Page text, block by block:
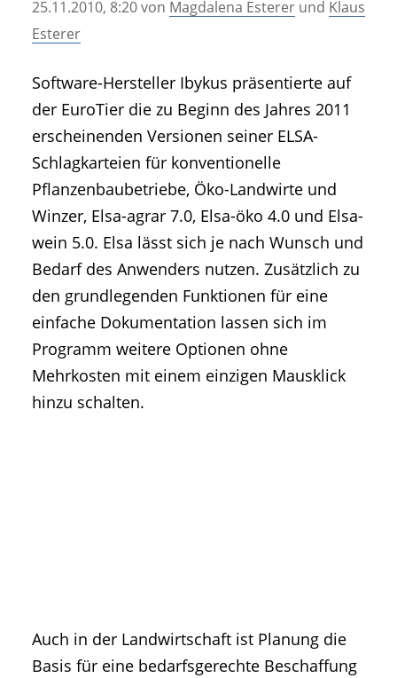
• Geschichte und Geschichten
• Messen und Veranstaltungen
• Agritechnica Neuheiten Archiv
• Artikel nach Hersteller/Marke
25.11.2010, 8:20von Magdalena Esterer und Klaus
Esterer
Software-Hersteller Ibykus präsentierte auf
der EuroTier die zu Beginn des Jahres 2011
erscheinenden Versionen seiner ELSA-
Schlagkarteien für konventionelle
Pflanzenbaubetriebe, Öko-Landwirte und
Winzer, Elsa-agrar 7.0, Elsa-öko 4.0 und Elsa-
wein 5.0. Elsa lässt sich je nach Wunsch und
Bedarf des Anwenders nutzen. Zusätzlich zu
den grundlegenden Funktionen für eine
einfache Dokumentation lassen sich im
Programm weitere Optionen ohne
Mehrkosten mit einem einzigen Mausklick
hinzu schalten.
Auch in der Landwirtschaft ist Planung die
Basis für eine bedarfsgerechte Beschaffung